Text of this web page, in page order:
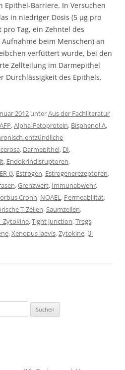
Epithel-Barriere. In Versuchen
in niedriger Dosis (5 µg pro
Tag, ein Zehntel des
beim Menschen) an
verfüttert wurde, bei den
Zellteilung im Darmepithel
Durchlässigkeit des Epithels.
2012 unterAus der Fachliteratur
AFP,Alpha-Fetoprotein, Bisphenol A,
entzündliche
, Darmepithel, DI,
, Endokrindisruptoren,
ER-β, Estrogen, Estrogenerezeptoren,
,Grenzwert, Immunabwehr,
Crohn, NOAEL, Permeabilität,
T-Zellen,Saumzellen,
Zytokine,Tight Junction,Tregs,
,Xenopus laevis,Zytokine, β-